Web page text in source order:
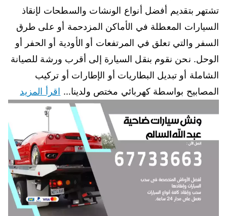
تشتهر بتقديم أفضل أنواع الونشات والسطحات لإنقاذ
السيارات المعطلة في الأماكن المزدحمة أو على طرق
السفر والتي تعلق في المرتفعات أو الأودية أو الحفر أو
الوحل. نحن نقوم بنقل السيارة إلى أقرب ورشة للصيانة
الشاملة أو تبديل البطاريات أو الإطارات أو تركيب
المصابيح بواسطة كهربائي مختص ولدينا… اقرأ المزيد